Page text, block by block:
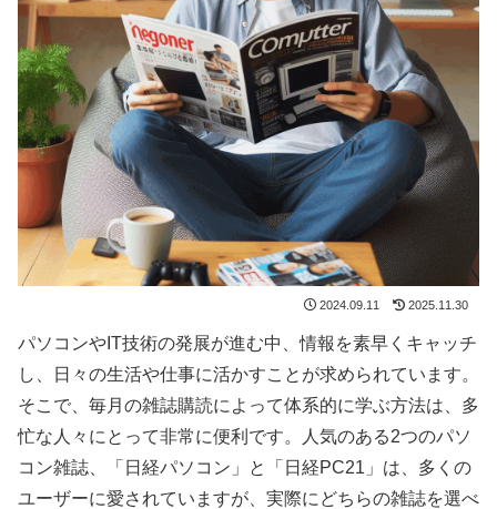
2024.09.11 2025.11.30
パソコンやIT技術の発展が進む中、情報を素早くキャッチ
し、日々の生活や仕事に活かすことが求められています。
そこで、毎月の雑誌購読によって体系的に学ぶ方法は、多
忙な人々にとって非常に便利です。人気のある2つのパソ
コン雑誌、「日経パソコン」と「日経PC21」は、多くの
ユーザーに愛されていますが、実際にどちらの雑誌を選べ